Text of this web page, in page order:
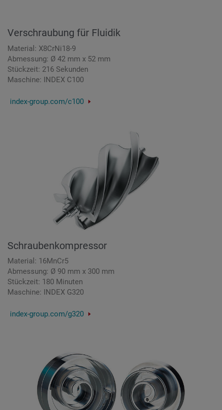
Verschraubung für Fluidik
Material: X8CrNi18-9
Abmessung: Ø 42 mm x 52 mm
Stückzeit: 216 Sekunden
Maschine: INDEX C100
index-group.com/c100
Schraubenkompressor
Material: 16MnCr5
Abmessung: Ø 90 mm x 300 mm
Stückzeit: 180 Minuten
Maschine: INDEX G320
index-group.com/g320